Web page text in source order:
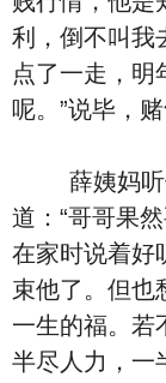
利，倒不叫我
点了一走，明
呢。”说毕，
薛姨妈听他
道：“哥哥果
在家时说着好
束他了。但也
一生的福。若
半尽人力，一